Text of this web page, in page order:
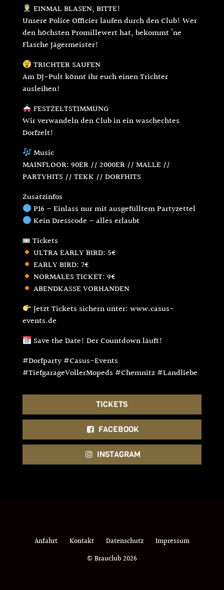
EINMAL BLASEN, BITTE!
Unsere Police Officier laufen durch den Club! Wer
den höchsten Promillewert hat, bekommt ’ne
Flasche Jägermeister!
TRICHTER SAUFEN
Am DJ-Pult könnt ihr euch einen Trichter
ausleihen!
FESTZELTSTIMMUNG
Wir verwandeln den Club in ein waschechtes
Dorfzelt!
Music
MAINFLOOR: 90ER // 2000ER // MALLE //
PARTYHITS // TEKK // DORFHITS
Zusatzinfos
P16 – Einlass nur mit ausgefülltem Partyzettel
Kein Dresscode – alles erlaubt
🎟 Tickets
ULTRA EARLY BIRD: 5€
EARLY BIRD: 7€
NORMALES TICKET: 9€
ABENDKASSE VORHANDEN
Jetzt Tickets sichern unter: www.casus-
events.de
Save the Date! Der Countdown läuft!
#Dorfparty #Casus-Events
#TiefgarageVollerMopeds #Chemnitz #Landliebe
TICKETS
FACEBOOK
INSTAGRAM
Anfahrt Kontakt Datenschutz
Impressum
© Brauclub 2026